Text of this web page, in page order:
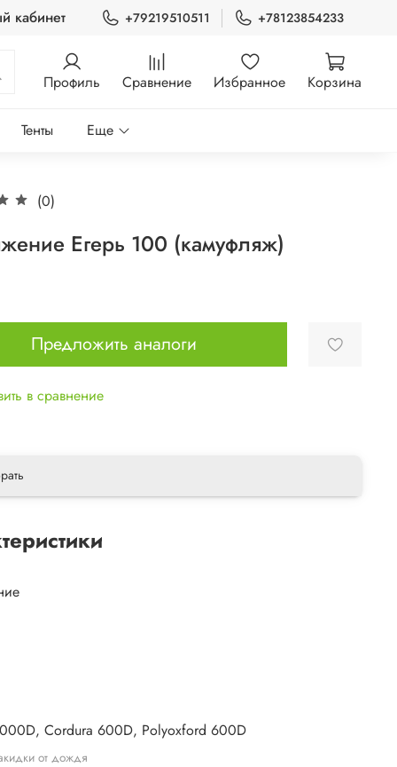
кабинет +79219510511 +78123854233
Профиль Сравнение Избранное Корзина
Тенты Еще
(0)
Егерь 100 (камуфляж)
Предложить аналоги
в сравнение
Cordura 600D, Polyoxford 600D
от дождя